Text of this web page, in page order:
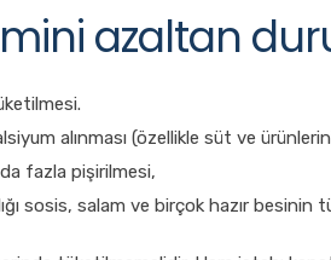
azaltan
alınması (özellikle süt ve
fazla pişirilmesi,
sosis, salam ve birçok hazır besinin